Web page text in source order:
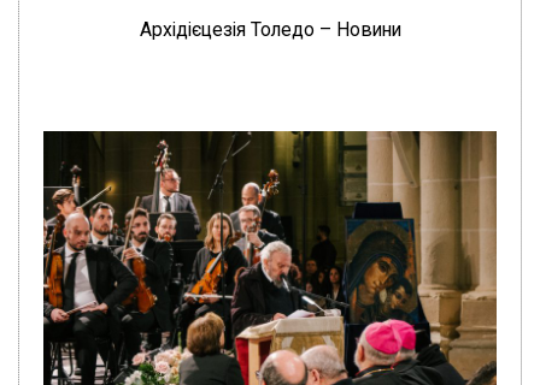
Архідієцезія Толедо – Новини